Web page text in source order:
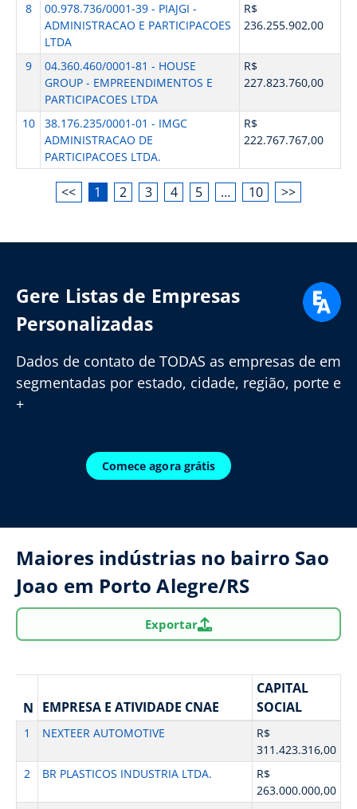
8
00.978.736/0001-39 - PIAJGI -
ADMINISTRACAO E PARTICIPACOES
LTDA
R$
236.255.902,00
9
04.360.460/0001-81 - HOUSE
GROUP - EMPREENDIMENTOS E
PARTICIPACOES LTDA
R$
227.823.760,00
10
38.176.235/0001-01 - IMGC
ADMINISTRACAO DE
PARTICIPACOES LTDA.
R$
222.767.767,00
<< 1 2 3 4 5 … 10 >>
Gere Listas de Empresas
Personalizadas
Dados de contato de TODAS as empresas de em
segmentadas por estado, cidade, região, porte e
+
Comece agora grátis
Maiores indústrias no bairro Sao
Joao em Porto Alegre/RS
Exportar
N EMPRESA E ATIVIDADE CNAE
CAPITAL
SOCIAL
1 NEXTEER AUTOMOTIVE
R$
311.423.316,00
2
BR PLASTICOS INDUSTRIA LTDA.
R$
263.000.000,00